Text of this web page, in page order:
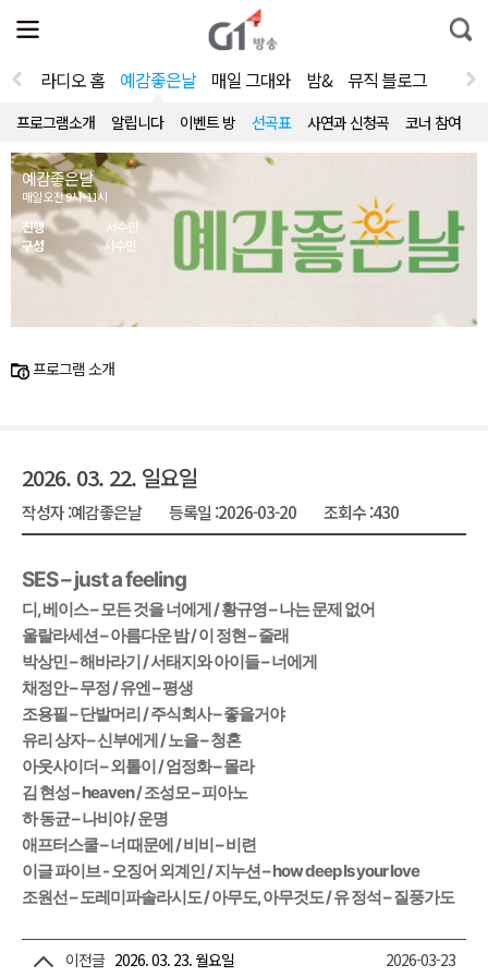
전
체
뉴
열
통
합
라디오 홈 예감좋은날 매일 그대와 밤& 뮤직 블로그
프로그램소개 알립니다 이벤트 방 선곡표 사연과 신청곡 코너 참여
예감좋은날
매일 오전 9시~11시
진행
서수민
구성
서수민
프로그램 소개
2026. 03. 22. 일요일
작성자 :예감좋은날 등록일 :2026-03-20 조회수 :430
SES – just a feeling
디, 베이스 – 모든 것을 너에게 / 황규영 – 나는 문제 없어
울랄라세션 – 아름다운 밤 / 이 정현 – 줄래
박상민 – 해바라기 / 서태지와 아이들 – 너에게
채정안 – 무정 / 유엔 – 평생
조용필 – 단발머리 / 주식회사 – 좋을거야
유리 상자 – 신부에게 / 노을 – 청혼
아웃사이더 – 외톨이 / 엄정화 – 몰라
김 현성 – heaven / 조성모 – 피아노
하 동균 – 나비야 / 운명
애프터스쿨 – 너 때문에 / 비비 – 비련
이글 파이브 - 오징어 외계인 / 지누션 – how deep Is your love
조원선 – 도레미파솔라시도 / 아무도, 아무것도 / 유 정석 – 질풍가도
이전글 2026. 03. 23. 월요일 2026-03-23